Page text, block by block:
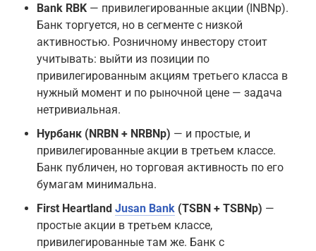
Bank RBK — привилегированные акции (INBNp).
Банк торгуется, но в сегменте с низкой
активностью. Розничному инвестору стоит
учитывать: выйти из позиции по
привилегированным акциям третьего класса в
нужный момент и по рыночной цене — задача
нетривиальная.
Нурбанк (NRBN + NRBNp) — и простые, и
привилегированные акции в третьем классе.
Банк публичен, но торговая активность по его
бумагам минимальна.
First Heartland Jusan Bank (TSBN + TSBNp) —
простые акции в третьем классе,
привилегированные там же. Банк с